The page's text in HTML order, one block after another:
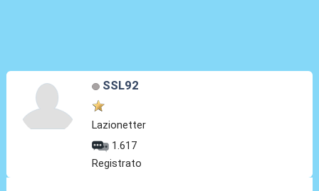
SSL92
Lazionetter
1.617
Registrato